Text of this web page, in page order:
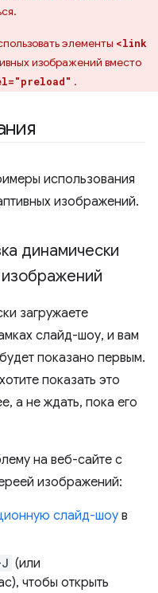
элементы <link
изображений вместо
.
использования
изображений.
динамически
загружаете
слайд-шоу, и вам
показано первым.
показать это
а не ждать, пока его
на веб-сайте с
изображений:
слайд-шоу в
(или
чтобы открыть